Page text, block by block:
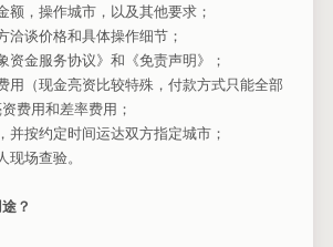
额，操作城市，以及其他要求；
洽谈价格和具体操作细节；
资金服务协议》和《免责声明》；
用（现金亮资比较特殊，付款方式只能全部
费用和差率费用；
并按约定时间运达双方指定城市；
现场查验。
？